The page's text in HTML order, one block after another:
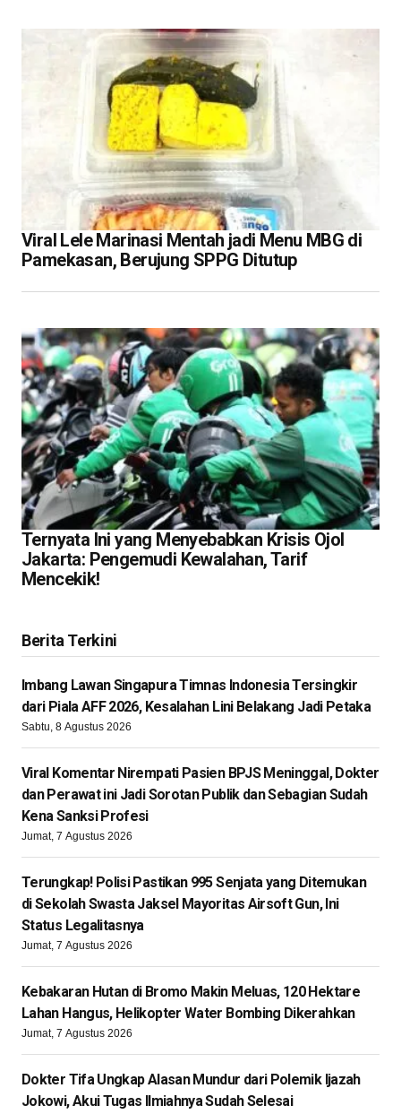
Viral Lele Marinasi Mentah jadi Menu MBG di
Pamekasan, Berujung SPPG Ditutup
Ternyata Ini yang Menyebabkan Krisis Ojol
Jakarta: Pengemudi Kewalahan, Tarif
Mencekik!
Berita Terkini
Imbang Lawan Singapura Timnas Indonesia Tersingkir
dari Piala AFF 2026, Kesalahan Lini Belakang Jadi Petaka
Sabtu, 8 Agustus 2026
Viral Komentar Nirempati Pasien BPJS Meninggal, Dokter
dan Perawat ini Jadi Sorotan Publik dan Sebagian Sudah
Kena Sanksi Profesi
Jumat, 7 Agustus 2026
Terungkap! Polisi Pastikan 995 Senjata yang Ditemukan
di Sekolah Swasta Jaksel Mayoritas Airsoft Gun, Ini
Status Legalitasnya
Jumat, 7 Agustus 2026
Kebakaran Hutan di Bromo Makin Meluas, 120 Hektare
Lahan Hangus, Helikopter Water Bombing Dikerahkan
Jumat, 7 Agustus 2026
Dokter Tifa Ungkap Alasan Mundur dari Polemik Ijazah
Jokowi, Akui Tugas Ilmiahnya Sudah Selesai